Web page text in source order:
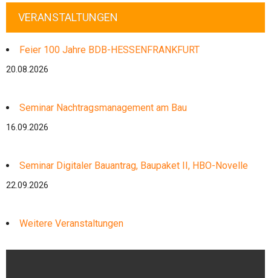
VERANSTALTUNGEN
Feier 100 Jahre BDB-HESSENFRANKFURT
20.08.2026
Seminar Nachtragsmanagement am Bau
16.09.2026
Seminar Digitaler Bauantrag, Baupaket II, HBO-Novelle
22.09.2026
Weitere Veranstaltungen